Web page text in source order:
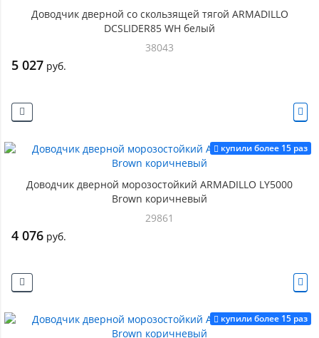
Доводчик дверной со скользящей тягой ARMADILLO
DCSLIDER85 WH белый
38043
5 027 руб.
купили более 15 раз
Доводчик дверной морозостойкий ARMADILLO LY5000
Brown коричневый
29861
4 076 руб.
купили более 15 раз